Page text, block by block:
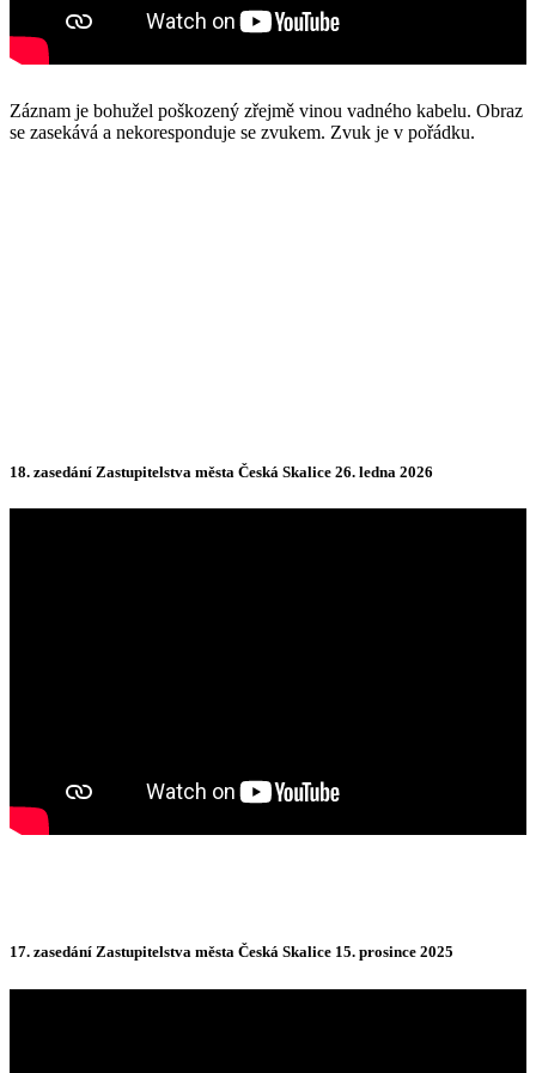
Záznam je bohužel poškozený zřejmě vinou vadného kabelu. Obraz
se zasekává a nekoresponduje se zvukem. Zvuk je v pořádku.
18. zasedání Zastupitelstva města Česká Skalice 26. ledna 2026
17. zasedání Zastupitelstva města Česká Skalice 15. prosince 2025